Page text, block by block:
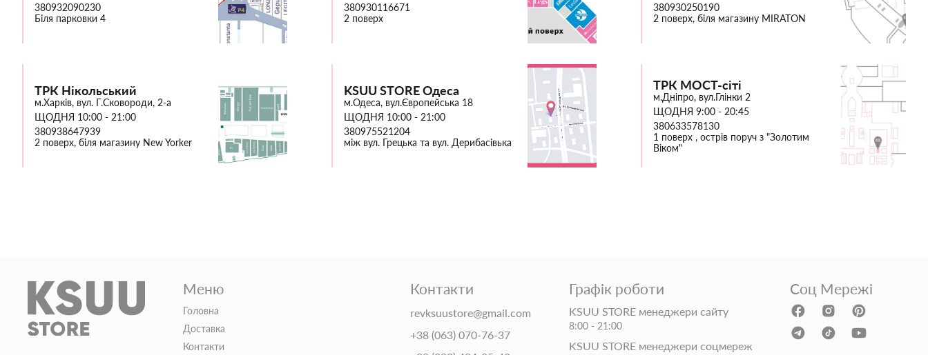
380932090230
Біля парковки 4
380930116671
2 поверх
380930250190
2 поверх, біля магазину MIRATON
ТРК Нікольський
м.Харків, вул. Г.Сковороди, 2-а
ЩОДНЯ 10:00 - 21:00
380938647939
2 поверх, біля магазину New Yorker
KSUU STORE Одеса
м.Одеса, вул.Європейська 18
ЩОДНЯ 10:00 - 21:00
380975521204
між вул. Грецька та вул. Дерибасівька
ТРК МОСТ-сіті
м.Дніпро, вул.Глінки 2
ЩОДНЯ 9:00 - 20:45
380633578130
1 поверх , острів поруч з "Золотим
Віком"
Меню
Головна
Доставка
Контакти
Контакти
revksuustore@gmail.com
+38 (063) 070-76-37
Графік роботи
KSUU STORE менеджери сайту
8:00 - 21:00
KSUU STORE менеджери соцмереж
Соц Мережі